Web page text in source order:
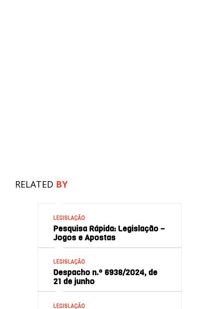
RELATED BY
LEGISLAÇÃO
Pesquisa Rápida: Legislação –
Jogos e Apostas
LEGISLAÇÃO
Despacho n.º 6938/2024, de
21 de junho
LEGISLAÇÃO